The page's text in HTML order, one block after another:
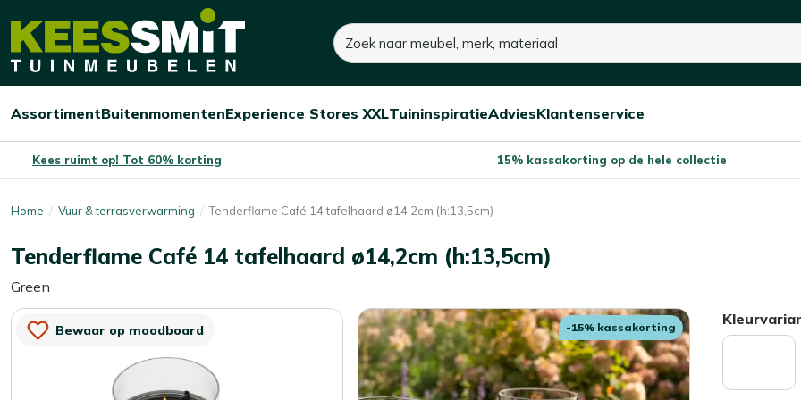
Kees
Tuinmeubelen
Zoeken
Open/sluit
Assortiment
Open/sluit
Buitenmomenten
Open/sluit
Experience Stores XXL
Open/sluit
Tuininspiratie
Open/sluit
Advies
Open/sluit
Klantenservice
Kees ruimt op! Tot 60% korting 15% kassakorting op de hele collectie
Home Vuur & terrasverwarming Tenderflame Café 14 tafelhaard ø14,2cm (h:13,5cm)
Tenderflame Café 14 tafelhaard ø14,2cm (h:13,5cm)
Green
Bewaar op moodboard -15% kassakorting
50,-